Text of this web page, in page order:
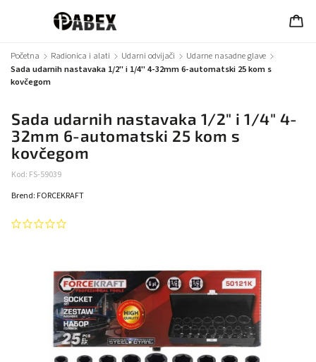
Početna / Radionica i alati / Udarni odvijači / Udarne nasadne glave /
Sada udarnih nastavaka 1/2" i 1/4" 4-32mm 6-automatski 25 kom s
kovčegom
Sada udarnih nastavaka 1/2" i 1/4" 4-
32mm 6-automatski 25 kom s
kovčegom
Kod: FS-59039
Brend: FORCEKRAFT